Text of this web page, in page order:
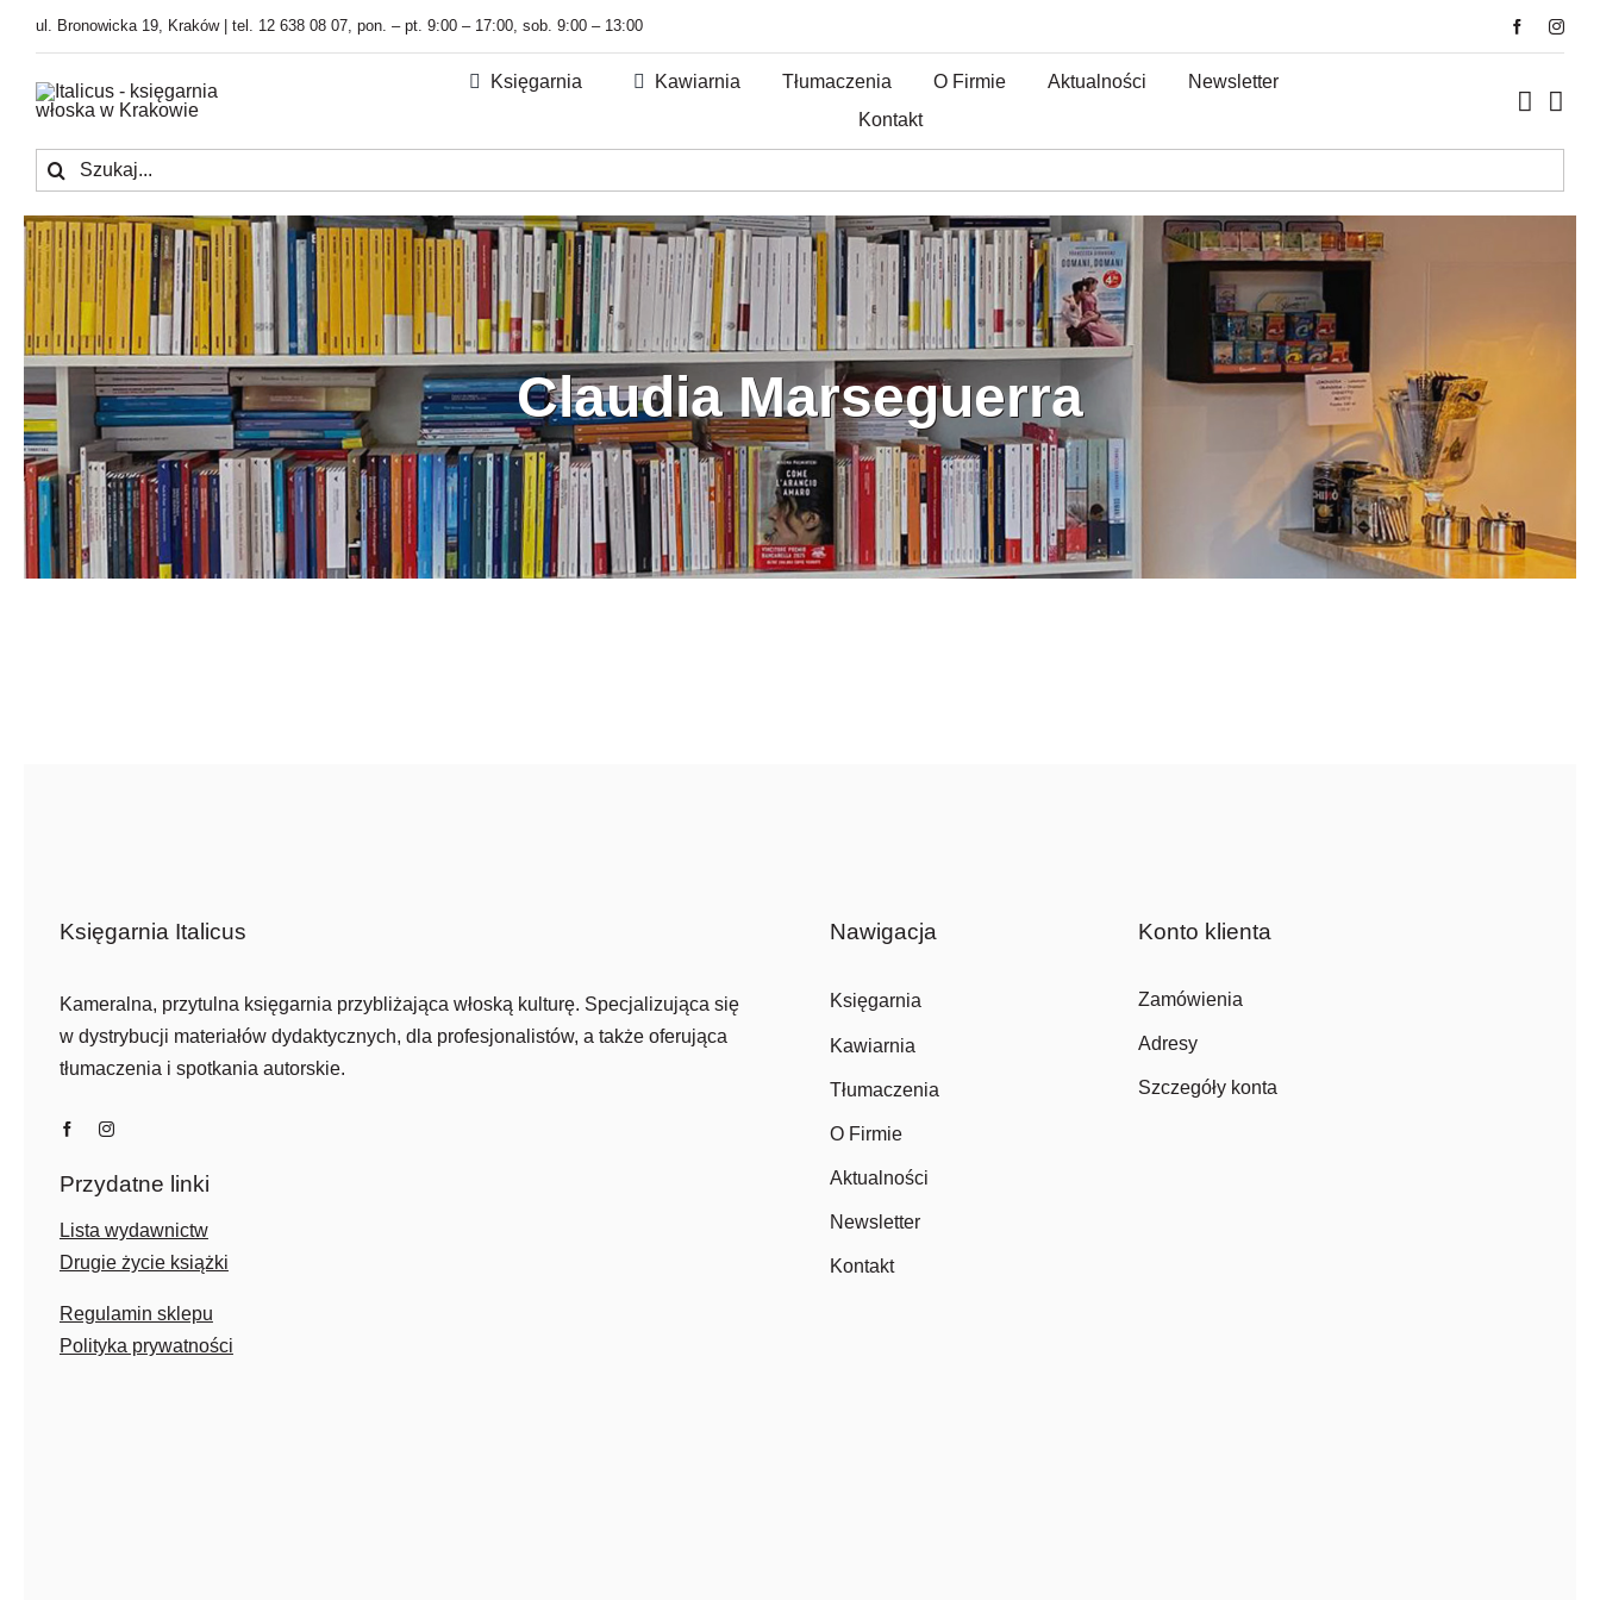
Przejdź
zawartości
ul. Bronowicka 19, Kraków | tel. 12 638 08 07, pon. – pt. 9:00 – 17:00, sob. 9:00 – 13:00
Księgarnia Kawiarnia Tłumaczenia O Firmie Aktualności
Newsletter
Kontakt
Szukaj
Claudia Marseguerra
Księgarnia Italicus
Kameralna, przytulna księgarnia przybliżająca włoską kulturę. Specjalizująca się
w dystrybucji materiałów dydaktycznych, dla profesjonalistów, a także oferująca
tłumaczenia i spotkania autorskie.
Przydatne linki
Lista wydawnictw
Drugie życie książki
Regulamin sklepu
Polityka prywatności
Nawigacja
Księgarnia
Kawiarnia
Tłumaczenia
O Firmie
Aktualności
Newsletter
Kontakt
Konto klienta
Zamówienia
Adresy
Szczegóły konta